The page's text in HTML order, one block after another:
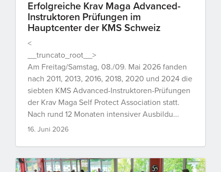
Erfolgreiche Krav Maga Advanced-
Instruktoren Prüfungen im
Hauptcenter der KMS Schweiz
<
__truncato_root__>
Am Freitag/Samstag, 08./09. Mai 2026 fanden
nach 2011, 2013, 2016, 2018, 2020 und 2024 die
siebten KMS Advanced-Instruktoren-Prüfungen
der Krav Maga Self Protect Association statt.
Nach rund 12 Monaten intensiver Ausbildu...
16. Juni 2026